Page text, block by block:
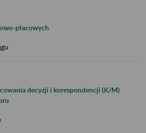
płacowych
decyzji i korespondencji (K/M)